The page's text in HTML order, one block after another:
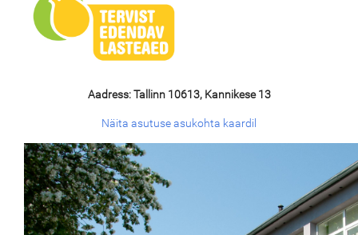
Aadress: Tallinn 10613, Kannikese 13
Näita asutuse asukohta kaardil